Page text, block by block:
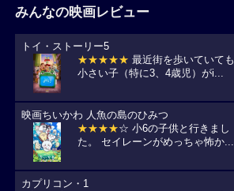
みんなの映画レビュー
トイ・ストーリー5
★★★★★ 最近街を歩いていても
小さい子（特に3、4歳児）がi...
映画ちいかわ 人魚の島のひみつ
★★★★☆ 小6の子供と行きまし
た。 セイレーンがめっちゃ怖か...
カプリコン・1